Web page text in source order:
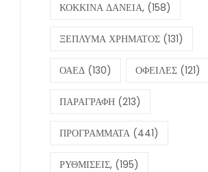
ΚΟΚΚΙΝΑ ΔΑΝΕΙΑ, (158)
ΞΕΠΛΥΜΑ ΧΡΗΜΑΤΟΣ (131)
ΟΑΕΔ (130) ΟΦΕΙΛΕΣ (121)
ΠΑΡΑΓΡΑΦΗ (213)
ΠΡΟΓΡΑΜΜΑΤΑ (441)
ΡΥΘΜΙΣΕΙΣ, (195)